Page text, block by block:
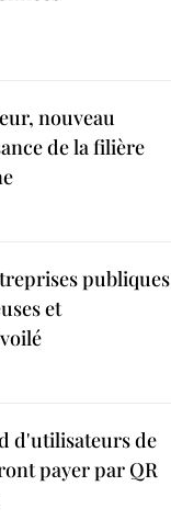
nouveau
de la filière
publiques
et
d'utilisateurs de
payer par QR